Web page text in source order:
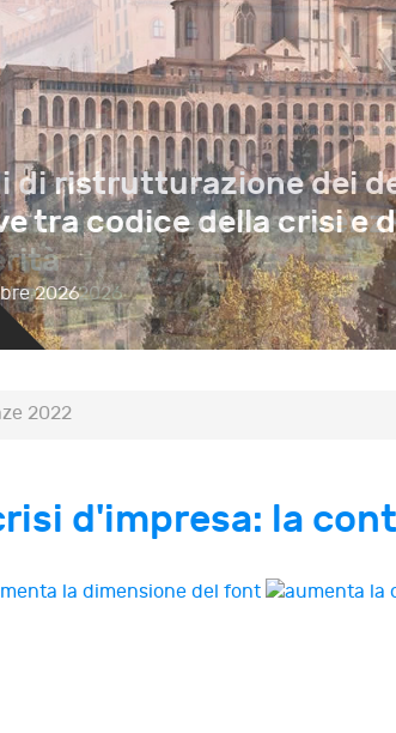
di ristrutturazione dei
tra codice della crisi e
2026
2022
d'impresa: la
la dimensione del font